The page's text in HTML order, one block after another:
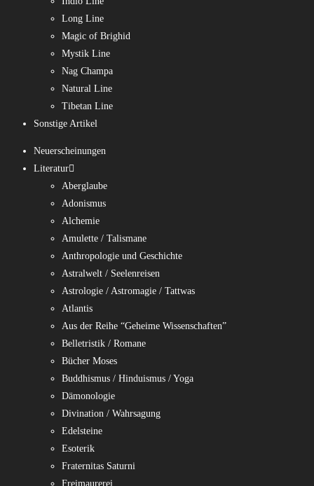
Long Line
Magic of Brighid
Mystik Line
Nag Champa
Natural Line
Tibetan Line
Sonstige Artikel
Neuerscheinungen
Literatur
Aberglaube
Adonismus
Alchemie
Amulette / Talismane
Anthropologie und Geschichte
Astralwelt / Seelenreisen
Astrologie / Astromagie / Tattwas
Atlantis
Aus der Reihe “Geheime Wissenschaften”
Belletristik / Romane
Bücher Moses
Buddhismus / Hinduismus / Yoga
Dämonologie
Divination / Wahrsagung
Edelsteine
Esoterik
Fraternitas Saturni
Freimaurerei